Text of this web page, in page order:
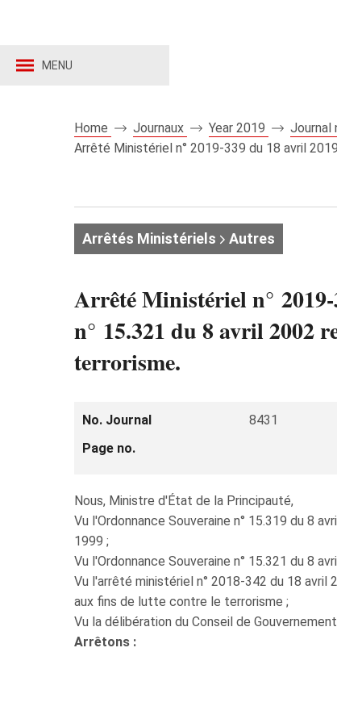
MENU
Home Journaux Year 2019
Journal
Arrêté Ministériel n° 2019-339 du 18 avril
Arrêtés Ministériels Autres
Arrêté Ministériel n°
n° 15.321 du 8 avril 2002
terrorisme.
No. Journal 8431
Page no.
Nous, Ministre d'État de la Principauté,
Vu l'Ordonnance Souveraine n° 15.319 du 8
1999 ;
Vu l'Ordonnance Souveraine n° 15.321 du 8
Vu l'arrêté ministériel n° 2018-342 du 18 avril
aux fins de lutte contre le terrorisme ;
Vu la délibération du Conseil de
Arrêtons :